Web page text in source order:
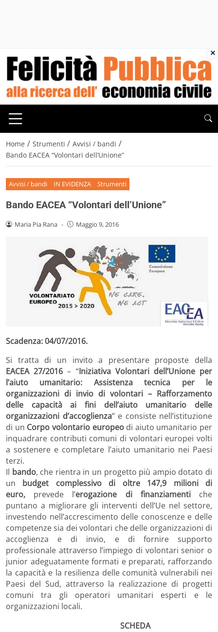
Home / Strumenti / Avvisi / bandi /
Bando EACEA “Volontari dell’Unione”
Avvisi / bandi IN EVIDENZA Strumenti
Bando EACEA “Volontari dell’Unione”
Maria Pia Rana - Maggio 9, 2016
Scadenza: 04/07/2016.
Si tratta di un invito a presentare proposte della
EACEA 27/2016 – “Iniziativa Volontari dell’Unione per
l’aiuto umanitario: Assistenza tecnica per le
organizzazioni di invio di volontari – Rafforzamento
delle capacità ai fini dell’aiuto umanitario delle
organizzazioni d’accoglienza” e consiste nell’istituzione
di un Corpo volontario europeodi aiuto umanitario per
inquadrare contributi comuni di volontari europei volti
a sostenere e completare l’aiuto umanitario nei Paesi
terzi.
Il bando, che rientra in un progetto più ampio dotato di
un budget complessivo di oltre 147,9 milioni di
euro, prevede l’erogazione di finanziamenti che
puntano a migliorare gli interventi dell’Ue nel settore,
investendo nell’accrescimento delle conoscenze e delle
competenze sia dei volontari che delle organizzazioni di
accoglienza e di invio, e di fornire supporto
professionale attraverso l’impiego di volontari senior o
junior adeguatamente formati e preparati, rafforzando
la capacità e la resilienza delle comunità vulnerabili nei
Paesi del Sud, attraverso la realizzazione di progetti
comuni tra gli operatori umanitari esperti e le
organizzazioni locali.
SCHEDA
×